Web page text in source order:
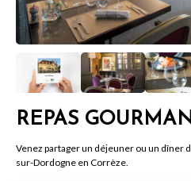
REPAS
Venez partager un déjeuner ou un dîner
sur-Dordogne en Corrèze.